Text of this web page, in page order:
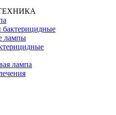
бактерицидные
лампы
лампа